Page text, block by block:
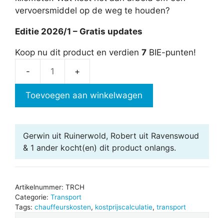
vervoersmiddel op de weg te houden?
Editie 2026/1 – Gratis updates
Koop nu dit product en verdien 7 BIE-punten!
Toevoegen aan winkelwagen
Gerwin uit Ruinerwold, Robert uit Ravenswoud
& 1 ander kocht(en) dit product onlangs.
Artikelnummer: TRCH
Categorie: Transport
Tags: chauffeurskosten, kostprijscalculatie, transport